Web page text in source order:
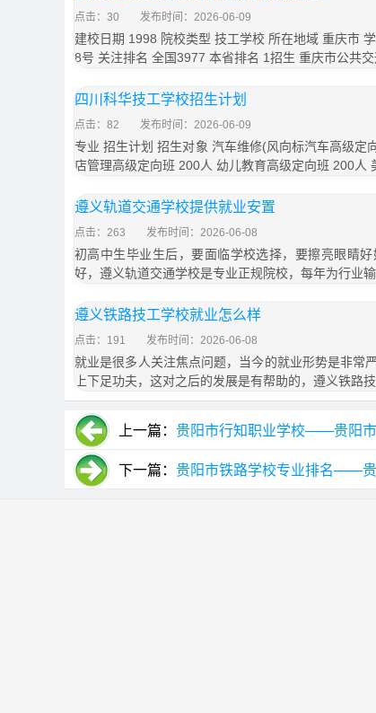
点击：30 发布时间：2026-06-09
建校日期 1998 院校类型 技工学校 所在地域 重庆市
8号 关注排名 全国3977 本省排名 1招生 重庆市公共
四川科华技工学校招生计划
点击：82 发布时间：2026-06-09
专业 招生计划 招生对象 汽车维修(风向标汽车高级定
店管理高级定向班 200人 幼儿教育高级定向班 200人
遵义轨道交通学校提供就业安置
点击：263 发布时间：2026-06-08
初高中生毕业生后，要面临学校选择，要擦亮眼睛
好，遵义轨道交通学校是专业正规院校，每年为行业
遵义铁路技工学校就业怎么样
点击：191 发布时间：2026-06-08
就业是很多人关注焦点问题，当今的就业形势是非常
上下足功夫，这对之后的发展是有帮助的，遵义铁路
上一篇： 贵阳市行知职业学校——贵阳市
下一篇： 贵阳市铁路学校专业排名——贵